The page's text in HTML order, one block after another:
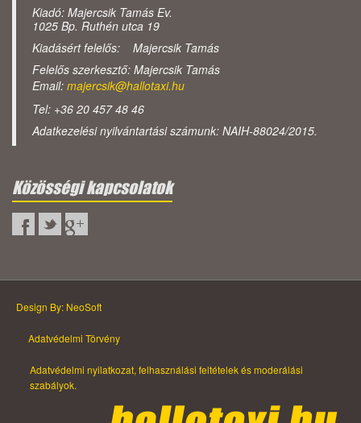
Kiadó: Majercsik Tamás Ev.
1025 Bp. Ruthén utca 19
Kiadásért felelős: Majercsik Tamás
Felelős szerkesztő: Majercsik Tamás
Email: majercsik@hallotaxi.hu
Tel: +36 20 457 48 46
Adatkezelési nyilvántartási számunk: NAIH-88024/2015.
Közösségi kapcsolatok
Design By: NeoSoft
Adatvédelmi Törvény
Adatvédelmi nyilatkozat, felhasználási feltételek és moderálási
szabályok.